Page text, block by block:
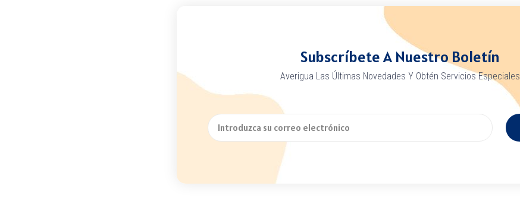
Subscríbete A Nuestro Boletín
Averigua Las Últimas Novedades Y Obtén Servicios Especiales